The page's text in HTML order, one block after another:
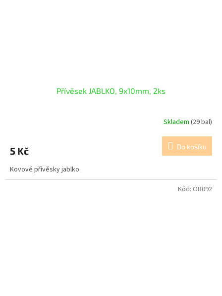
Přívěsek JABLKO, 9x10mm, 2ks
Skladem (29 bal)
5 Kč Do košíku
Kovové přívěsky jablko.
Kód: OB092